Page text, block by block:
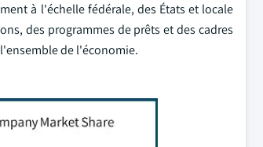
à l'échelle fédérale, des États et locale
des programmes de prêts et des cadres
de l'économie.